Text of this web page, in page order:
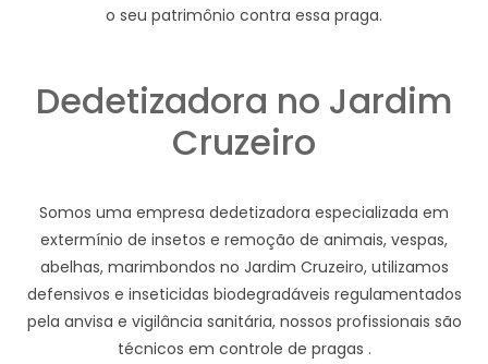
o seu patrimônio contra essa praga.
Dedetizadora no Jardim
Cruzeiro
Somos uma empresa dedetizadora especializada em
extermínio de insetos e remoção de animais, vespas,
abelhas, marimbondos no Jardim Cruzeiro, utilizamos
defensivos e inseticidas biodegradáveis regulamentados
pela anvisa e vigilância sanitária, nossos profissionais são
técnicos em controle de pragas .